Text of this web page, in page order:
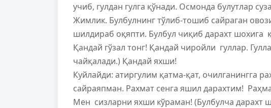
учиб, гулдан гулга қўнади. Осмонда булутлар
Жимлик. Булбулнинг тўлиб-тошиб сайраган
шилдираб оқяпти. Булбул чиқиб дарахт шохига
Қандай гўзал тонг! Қандай чиройли гуллар.
чайқалади.) Қандай яхши!
Куйлайди: атиргулим қатма-қат, очилганингга
сайраяпман. Рахмат сенга яшил дарахтим!
Мен сизларни яхши кўраман! (Булбулча дарахт